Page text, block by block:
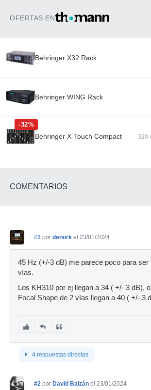
OFERTAS EN
Behringer X32 Rack
Behringer WING Rack
-32%
Behringer X-Touch Compact 320
COMENTARIOS
#1 por denork el 23/01/2024
45 Hz (+/-3 dB) me parece poco para ser
vías.
Los KH310 por ej llegan a 34 ( +/- 3 dB),
Focal Shape de 2 vías llegan a 40 ( +/- 3
4 respuestas directas
#2 por David Baizán el 23/01/2024